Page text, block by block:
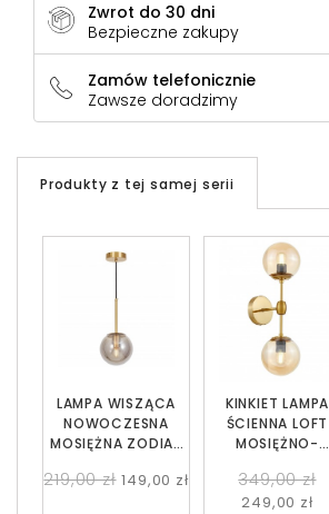
Zwrot do 30 dni
Bezpieczne zakupy
Zamów telefonicznie
Zawsze doradzimy
Produkty z tej samej serii
KINKIET LAMPA
ŚCIENNA LOFT
MOSIĘŻNO-
ZODIAK W2
349,00 zł
249,00 zł
LAMPA WISZĄCA
NOWOCZESNA
MOSIĘŻNA ZODIAK
219,00 zł 149,00 zł